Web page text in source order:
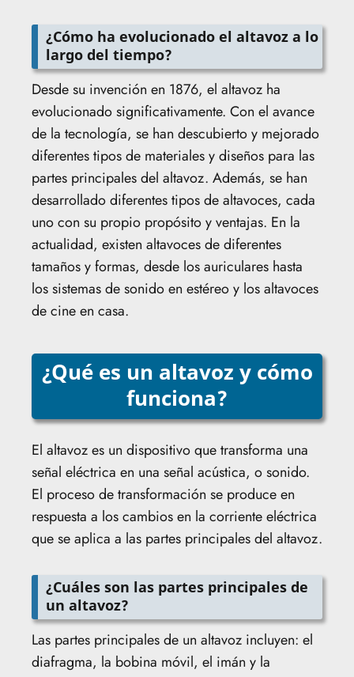
¿Cómo ha evolucionado el altavoz a lo
largo del tiempo?
Desde su invención en 1876, el altavoz ha
evolucionado significativamente. Con el avance
de la tecnología, se han descubierto y mejorado
diferentes tipos de materiales y diseños para las
partes principales del altavoz. Además, se han
desarrollado diferentes tipos de altavoces, cada
uno con su propio propósito y ventajas. En la
actualidad, existen altavoces de diferentes
tamaños y formas, desde los auriculares hasta
los sistemas de sonido en estéreo y los altavoces
de cine en casa.
¿Qué es un altavoz y cómo
funciona?
El altavoz es un dispositivo que transforma una
señal eléctrica en una señal acústica, o sonido.
El proceso de transformación se produce en
respuesta a los cambios en la corriente eléctrica
que se aplica a las partes principales del altavoz.
¿Cuáles son las partes principales de
un altavoz?
Las partes principales de un altavoz incluyen: el
diafragma, la bobina móvil, el imán y la